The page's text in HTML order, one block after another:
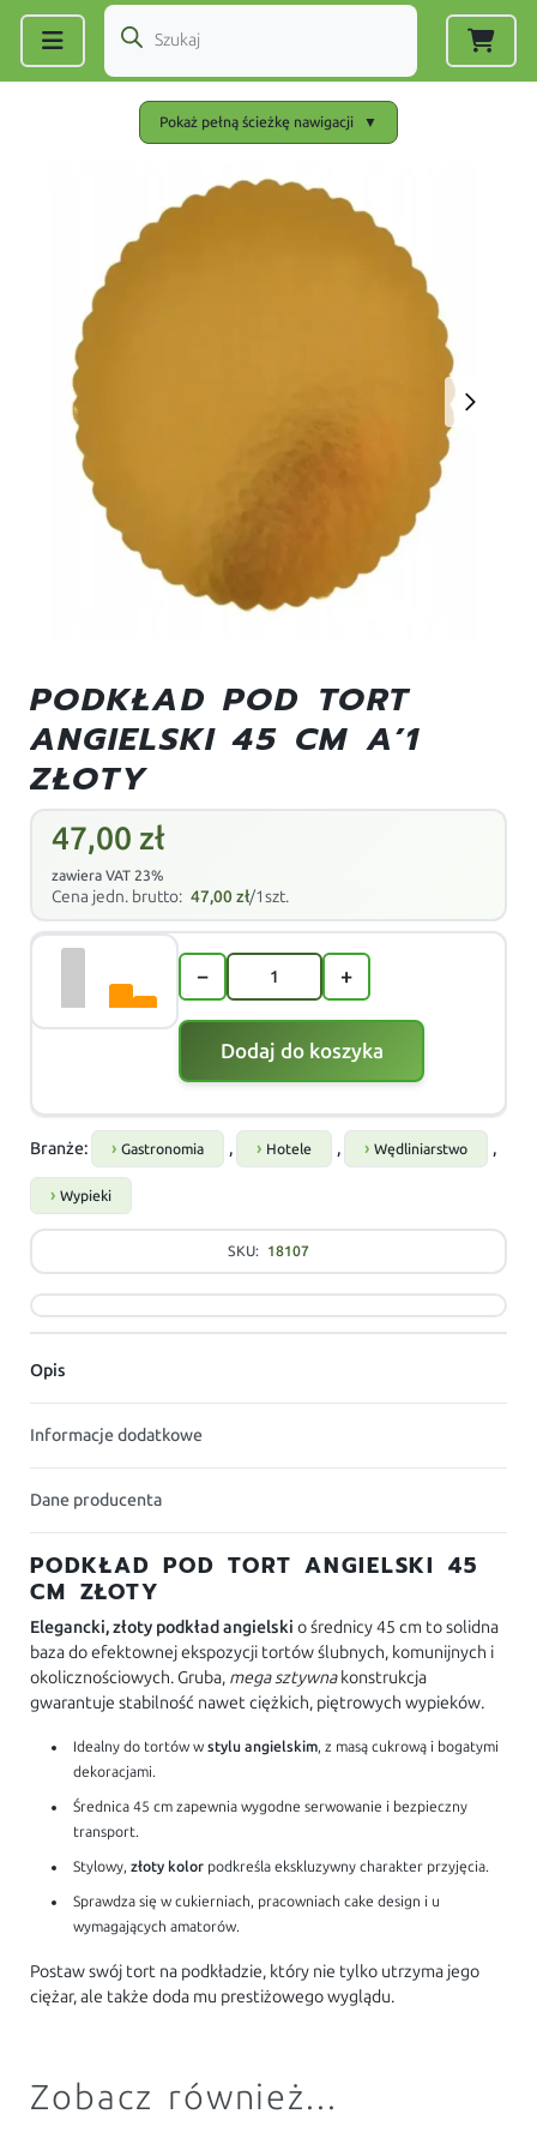
Pokaż pełną ścieżkę nawigacji ▼
PODKŁAD POD TORT
ANGIELSKI 45 CM A’1
ZŁOTY
47,00 zł
zawiera VAT 23%
Cena jedn. brutto: 47,00zł/1szt.
− +
Dodaj do koszyka
Branże: Gastronomia , Hotele , Wędliniarstwo ,
Wypieki
SKU: 18107
Opis
Informacje dodatkowe
Dane producenta
PODKŁAD POD TORT ANGIELSKI 45
CM ZŁOTY
Elegancki, złoty podkład angielski o średnicy 45 cm to solidna
baza do efektownej ekspozycji tortów ślubnych, komunijnych i
okolicznościowych. Gruba, mega sztywnakonstrukcja
gwarantuje stabilność nawet ciężkich, piętrowych wypieków.
Idealny do tortów wstylu angielskim, z masą cukrową i bogatymi
dekoracjami.
Średnica 45 cm zapewnia wygodne serwowanie i bezpieczny
transport.
Stylowy,złoty kolor podkreśla ekskluzywny charakter przyjęcia.
Sprawdza się w cukierniach, pracowniach cake design i u
wymagających amatorów.
Postaw swój tort na podkładzie, który nie tylko utrzyma jego
ciężar, ale także doda mu prestiżowego wyglądu.
Zobacz również...